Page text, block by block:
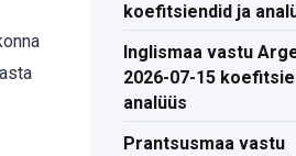
koefitsiendid ja
Inglismaa vastu
2026-07-15
analüüs
Prantsusmaa vastu